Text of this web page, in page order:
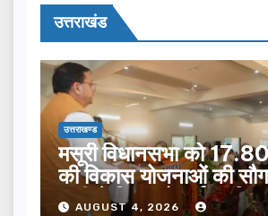
उत्तराखंड
उत्तराखण्ड
मसूरी विधानसभा को
की विकास योजनाओं की
धामी ने किया लोकार्पण-
AUGUST 4, 2026